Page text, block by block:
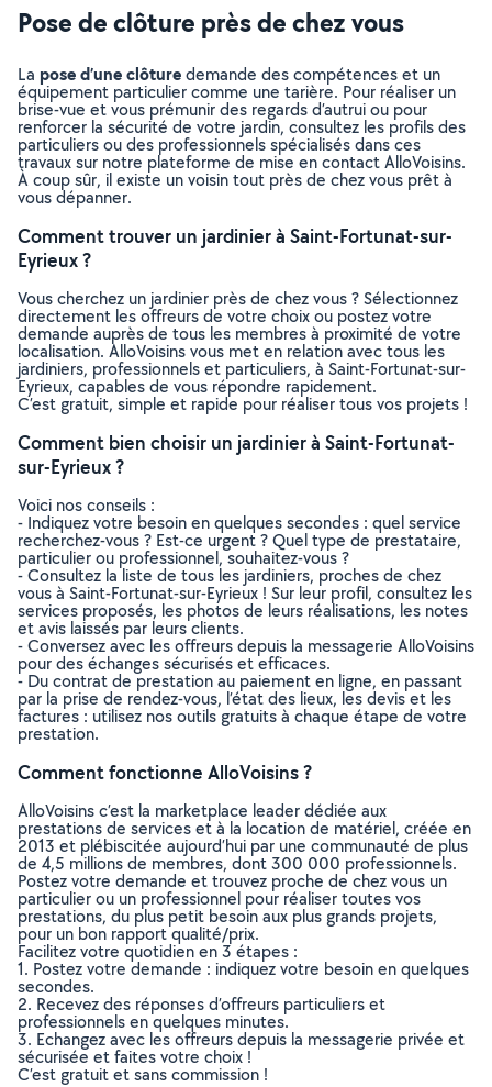
Pose de clôture près de chez vous
La pose d’une clôturedemande des compétences et un
équipement particulier comme une tarière. Pour réaliser un
brise-vue et vous prémunir des regards d’autrui ou pour
renforcer la sécurité de votre jardin, consultez les profils des
particuliers ou des professionnels spécialisés dans ces
travaux sur notre plateforme de mise en contact AlloVoisins.
À coup sûr, il existe un voisin tout près de chez vous prêt à
vous dépanner.
Comment trouver un jardinier à Saint-Fortunat-sur-
Eyrieux ?
Vous cherchez un jardinier près de chez vous ? Sélectionnez
directement les offreurs de votre choix ou postez votre
demande auprès de tous les membres à proximité de votre
localisation. AlloVoisins vous met en relation avec tous les
jardiniers, professionnels et particuliers, à Saint-Fortunat-sur-
Eyrieux, capables de vous répondre rapidement.
C’est gratuit, simple et rapide pour réaliser tous vos projets !
Comment bien choisir un jardinier à Saint-Fortunat-
sur-Eyrieux ?
Voici nos conseils :
- Indiquez votre besoin en quelques secondes : quel service
recherchez-vous ? Est-ce urgent ? Quel type de prestataire,
particulier ou professionnel, souhaitez-vous ?
- Consultez la liste de tous les jardiniers, proches de chez
vous à Saint-Fortunat-sur-Eyrieux ! Sur leur profil, consultez les
services proposés, les photos de leurs réalisations, les notes
et avis laissés par leurs clients.
- Conversez avec les offreurs depuis la messagerie AlloVoisins
pour des échanges sécurisés et efficaces.
- Du contrat de prestation au paiement en ligne, en passant
par la prise de rendez-vous, l’état des lieux, les devis et les
factures : utilisez nos outils gratuits à chaque étape de votre
prestation.
Comment fonctionne AlloVoisins ?
AlloVoisins c’est la marketplace leader dédiée aux
prestations de services et à la location de matériel, créée en
2013 et plébiscitée aujourd’hui par une communauté de plus
de 4,5 millions de membres, dont 300 000 professionnels.
Postez votre demande et trouvez proche de chez vous un
particulier ou un professionnel pour réaliser toutes vos
prestations, du plus petit besoin aux plus grands projets,
pour un bon rapport qualité/prix.
Facilitez votre quotidien en 3 étapes :
1. Postez votre demande : indiquez votre besoin en quelques
secondes.
2. Recevez des réponses d’offreurs particuliers et
professionnels en quelques minutes.
3. Echangez avec les offreurs depuis la messagerie privée et
sécurisée et faites votre choix !
C’est gratuit et sans commission !